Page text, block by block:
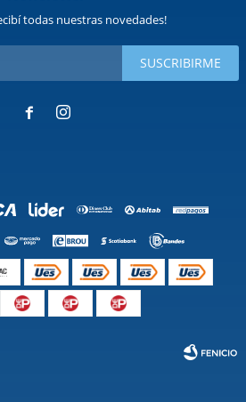
todas nuestras novedades!
SUSCRIBIRME
 